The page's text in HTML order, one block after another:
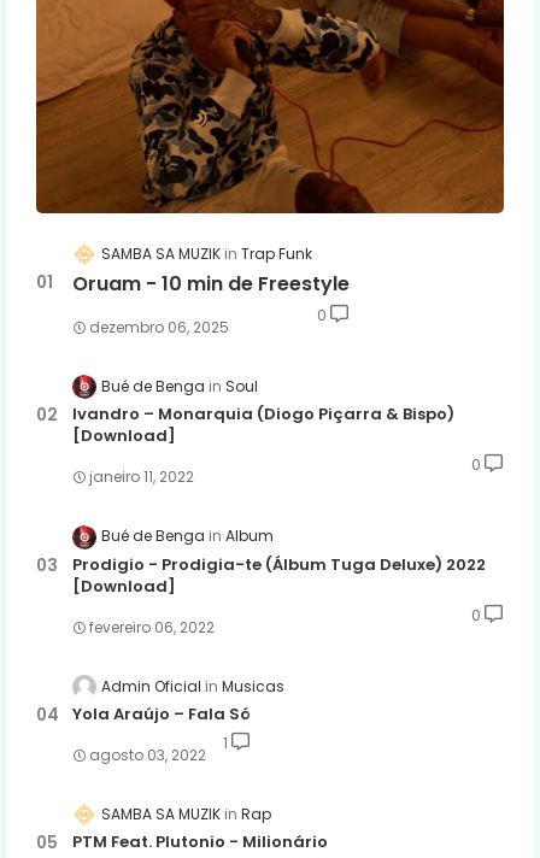
SAMBA SA MUZIK Trap Funk
Oruam - 10 min de Freestyle
dezembro 06, 2025
0
Bué de Benga Soul
Ivandro – Monarquia (Diogo Piçarra & Bispo)
[Download]
janeiro 11, 2022
0
Bué de Benga Album
Prodigio - Prodigia-te (Álbum Tuga Deluxe) 2022
[Download]
fevereiro 06, 2022
0
Admin Oficial Musicas
Yola Araújo – Fala Só
agosto 03, 2022
1
SAMBA SA MUZIK Rap
PTM Feat. Plutonio - Milionário